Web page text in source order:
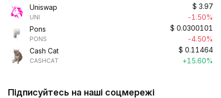
Uniswap
UNI
$ 3.97
-1.50%
Pons
PONS
$ 0.0300101
-4.50%
Cash Cat
CASHCAT
$ 0.11464
+15.60%
Підписуйтесь на наші соцмережі